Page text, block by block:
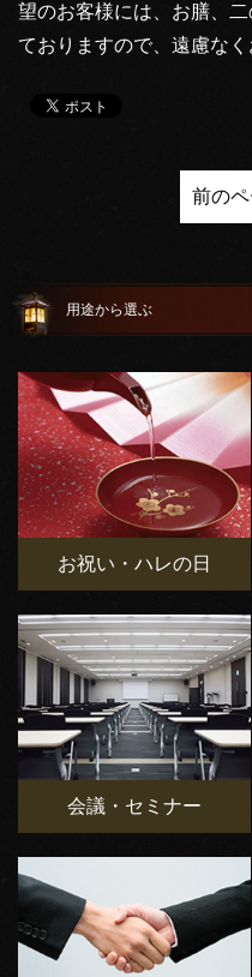
望のお客様には、お膳、
ておりますので、遠慮なく
前の
用途から選ぶ
お祝い・ハレの日
会議・セミナー